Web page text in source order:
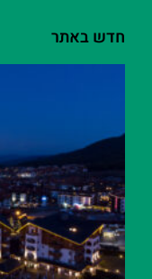
חדש באתר